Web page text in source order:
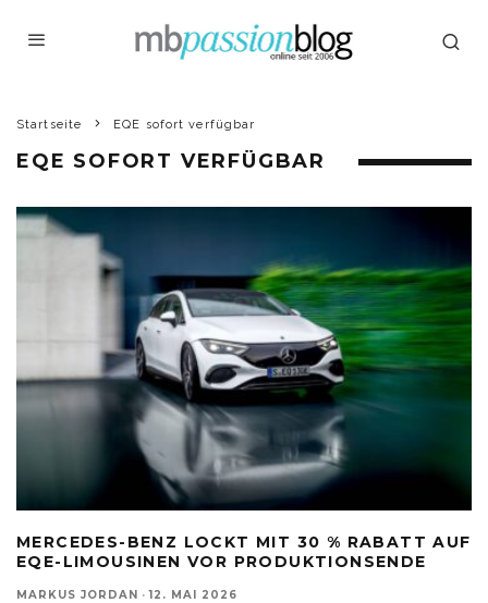
Startseite EQE sofort verfügbar
EQE SOFORT VERFÜGBAR
MERCEDES-BENZ LOCKT MIT 30 % RABATT AUF
EQE-LIMOUSINEN VOR PRODUKTIONSENDE
MARKUS JORDAN · 12. MAI 2026